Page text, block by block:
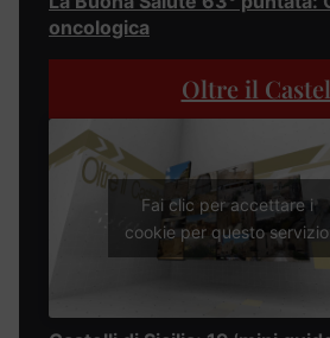
oncologica
Oltre il
Fai clic per accettare i
cookie per questo servizio